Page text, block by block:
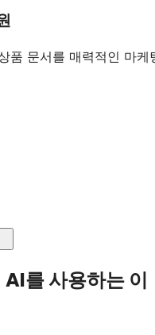
품 문서를 매력적인 마
를 사용하는 이